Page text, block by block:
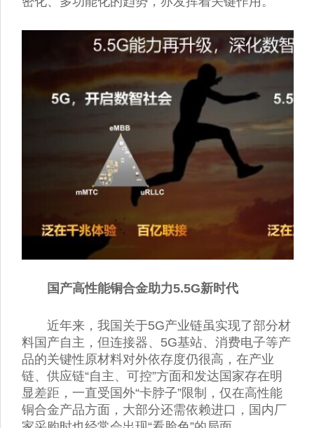
国产高性能铜合金助力5.5G新时代
近年来，我国关于5G产业链虽实现了部分材
料国产自主，但连接器、5G基站、消费电子等产
品的关键性原材料对外依存度仍很高，在产业
链、供应链“自主、可控”方面和发达国家存在明
显差距，一直受国外“卡脖子”限制，仅在高性能
铜合金产品方面，大部分还需依赖进口，国内厂